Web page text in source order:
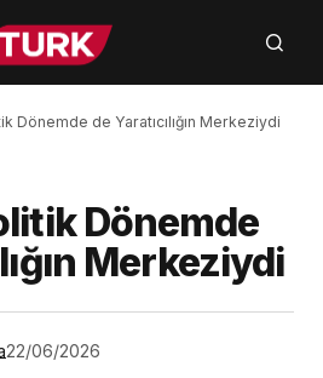
Dönemde de Yaratıcılığın Merkeziydi
Dönemde
Merkeziydi
22/06/2026